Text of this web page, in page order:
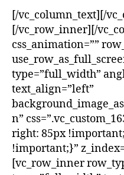
[/vc_column_text][/
[/vc_row_inner][/
css_animation=””
type=”full_width”
text_align=”left”
n”
right: 85px
!important;}”
[vc_row_inner